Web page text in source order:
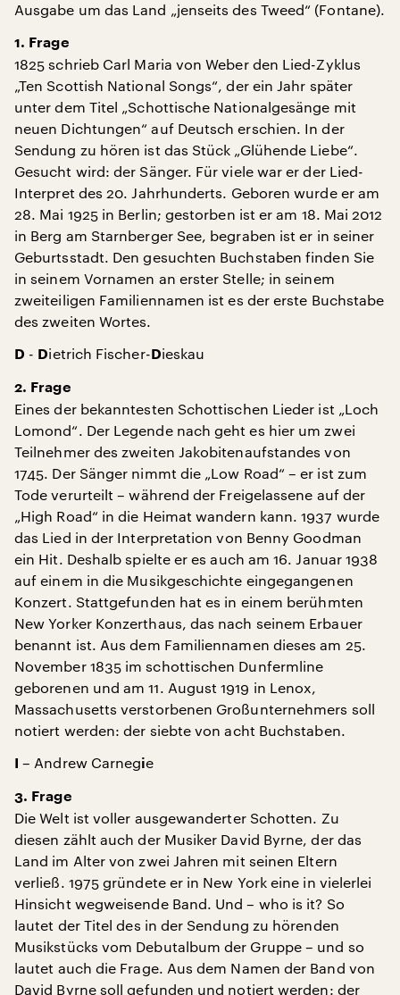
Ausgabe um das Land „jenseits des Tweed“ (Fontane).
1. Frage
1825 schrieb Carl Maria von Weber den Lied-Zyklus
„Ten Scottish National Songs“, der ein Jahr später
unter dem Titel „Schottische Nationalgesänge mit
neuen Dichtungen“ auf Deutsch erschien. In der
Sendung zu hören ist das Stück „Glühende Liebe“.
Gesucht wird: der Sänger. Für viele war er der Lied-
Interpret des 20. Jahrhunderts. Geboren wurde er am
28. Mai 1925 in Berlin; gestorben ist er am 18. Mai 2012
in Berg am Starnberger See, begraben ist er in seiner
Geburtsstadt. Den gesuchten Buchstaben finden Sie
in seinem Vornamen an erster Stelle; in seinem
zweiteiligen Familiennamen ist es der erste Buchstabe
des zweiten Wortes.
D - Dietrich Fischer- Dieskau
2. Frage
Eines der bekanntesten Schottischen Lieder ist „Loch
Lomond“. Der Legende nach geht es hier um zwei
Teilnehmer des zweiten Jakobitenaufstandes von
1745. Der Sänger nimmt die „Low Road“ – er ist zum
Tode verurteilt – während der Freigelassene auf der
„High Road“ in die Heimat wandern kann. 1937 wurde
das Lied in der Interpretation von Benny Goodman
ein Hit. Deshalb spielte er es auch am 16. Januar 1938
auf einem in die Musikgeschichte eingegangenen
Konzert. Stattgefunden hat es in einem berühmten
New Yorker Konzerthaus, das nach seinem Erbauer
benannt ist. Aus dem Familiennamen dieses am 25.
November 1835 im schottischen Dunfermline
geborenen und am 11. August 1919 in Lenox,
Massachusetts verstorbenen Großunternehmers soll
notiert werden: der siebte von acht Buchstaben.
– Andrew Carnegie
3. Frage
Die Welt ist voller ausgewanderter Schotten. Zu
diesen zählt auch der Musiker David Byrne, der das
Land im Alter von zwei Jahren mit seinen Eltern
verließ. 1975 gründete er in New York eine in vielerlei
Hinsicht wegweisende Band. Und – who is it? So
lautet der Titel des in der Sendung zu hörenden
Musikstücks vom Debutalbum der Gruppe – und so
lautet auch die Frage. Aus dem Namen der Band von
David Byrne soll gefunden und notiert werden: der